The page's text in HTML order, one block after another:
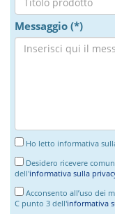
Messaggio (*)
Ho letto informativa
Desidero ricevere
dell'informativa sulla
Acconsento all’uso dei
C punto 3 dell'informativa